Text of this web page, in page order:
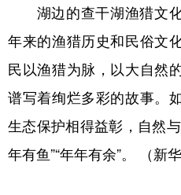
湖边的查干湖渔猎文化
年来的渔猎历史和民俗文
民以渔猎为脉，以大自然
谱写着绚烂多彩的故事。
生态保护相得益彰，自然
年有鱼”“年年有余”。 （新